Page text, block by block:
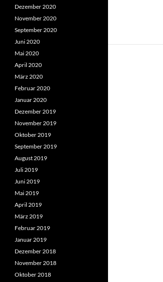
Dezember 2020
November 2020
September 2020
Juni 2020
Mai 2020
April 2020
März 2020
Februar 2020
Januar 2020
Dezember 2019
November 2019
Oktober 2019
September 2019
August 2019
Juli 2019
Juni 2019
Mai 2019
April 2019
März 2019
Februar 2019
Januar 2019
Dezember 2018
November 2018
Oktober 2018